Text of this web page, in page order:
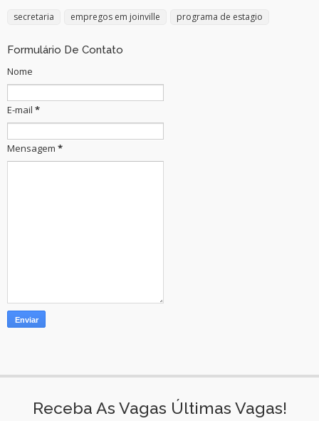
secretaria empregos em joinville programa de estagio
Formulário De Contato
Nome
E-mail *
Mensagem *
Receba As Vagas Últimas Vagas!